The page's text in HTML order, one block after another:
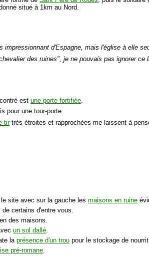
situé à 1km au Nord.
impressionnant d'Espagne, mais l'église à elle
des ruines", je ne pouvais pas ignorer ce
estune porte fortifiée.
pour une tour-porte.
tirtrès étroites et rapprochées me laissent à
le site avec sur la gauche lesmaisons en ruine
certains d'entre vous.
des maisons.
un sol dallé.
laprésence d'un trou pour le stockage de
pré-romane.